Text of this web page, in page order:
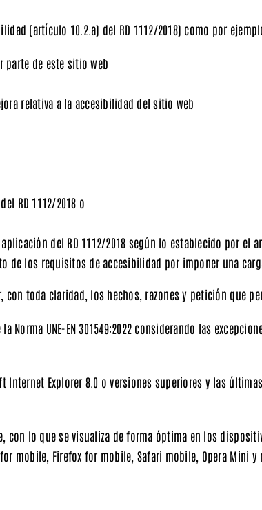
(artículo 10.2.a) del RD 1112/2018) como por
parte de este sitio web
relativa a la accesibilidad del sitio web
RD 1112/2018 o
del RD 1112/2018 según lo establecido por el
de los requisitos de accesibilidad por imponer una
toda claridad, los hechos, razones y petición que
laNorma UNE-EN 301549:2022 considerando las
Explorer 8.0 o versiones superiores y las
con lo que se visualiza de forma óptima en los
mobile, Firefox for mobile, Safari mobile, Opera Mini y